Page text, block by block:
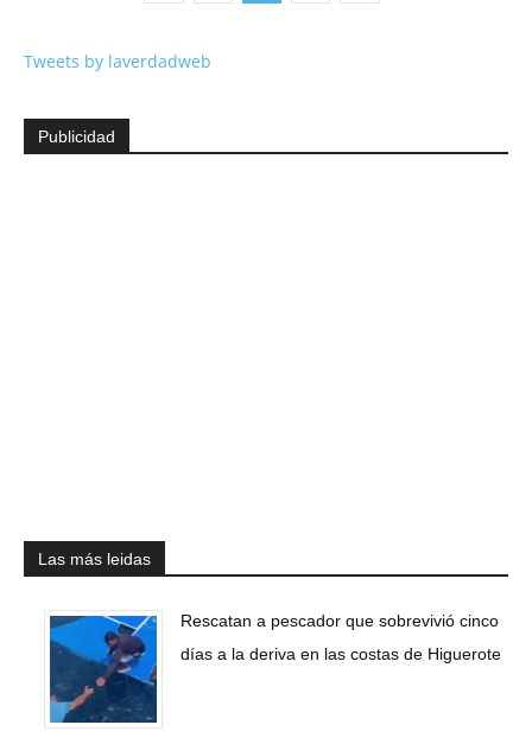
Tweets by laverdadweb
Publicidad
Las más leidas
Rescatan a pescador que sobrevivió cinco
días a la deriva en las costas de Higuerote